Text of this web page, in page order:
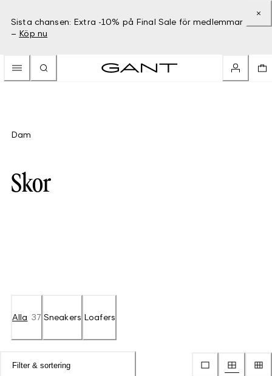
Sista chansen: Extra -10% på Final Sale för medlemmar
– Köp nu
Dam
Skor
Alla 37 Sneakers Loafers
Filter & sortering